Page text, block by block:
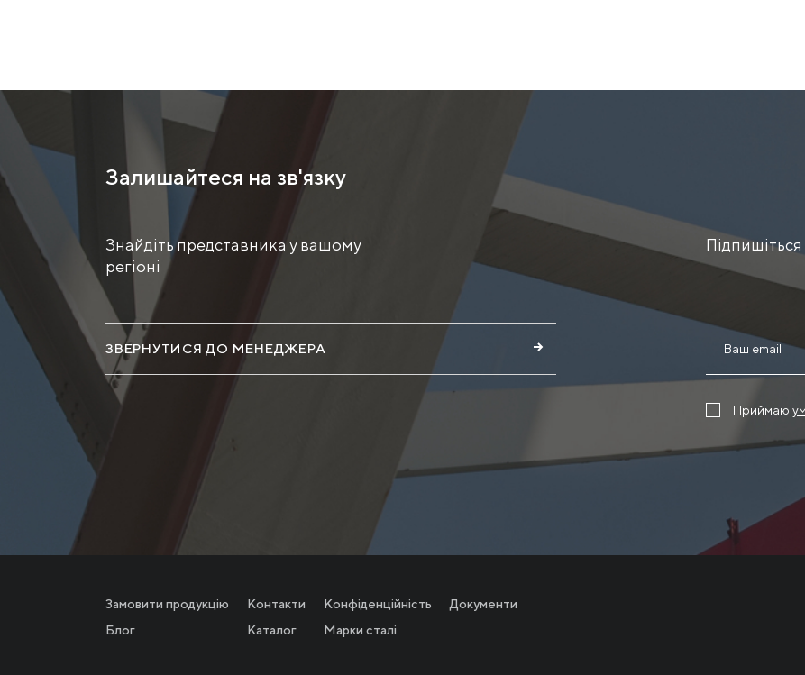
Залишайтеся на зв'язку
Знайдіть представника у вашому
регіоні
ЗВЕРНУТИСЯ ДО МЕНЕДЖЕРА
Приймаю
Замовити продукцію
Блог
Контакти
Каталог
Конфіденційність
Марки сталі
Документи